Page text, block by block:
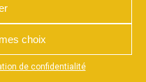
choix
de confidentialité
de votre